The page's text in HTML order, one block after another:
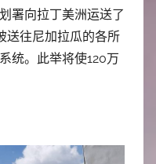
署向拉丁美洲运送了
送往尼加拉瓜的各所
统。此举将使120万